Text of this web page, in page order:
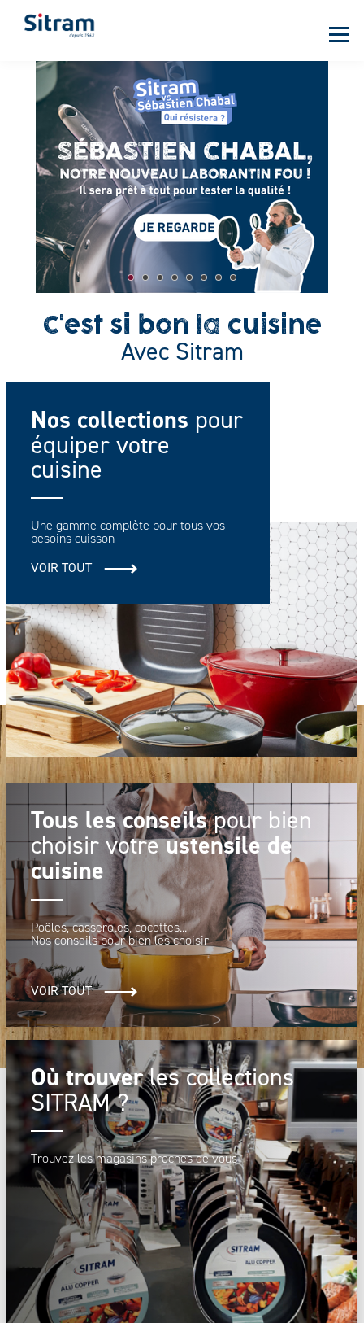
contenu
C'est si bon la cuisine
Avec Sitram
Nos collections pour
équiper votre
cuisine
Une gamme complète pour tous vos
besoins cuisson
VOIR TOUT
Tous les conseilspour bien
choisir votreustensile de
cuisine
Poêles, casseroles, cocottes...
Nos conseils pour bien les choisir
VOIR TOUT
Où trouverles collections
SITRAM ?
Trouvez les magasins proches de vous